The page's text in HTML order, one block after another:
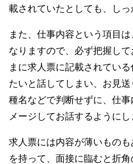
載されていたとしても、しっ
また、仕事内容という項目
なりますので、必ず把握し
まに求人票に記載されてい
たいと話してしまい、お見
種名などで判断せずに、仕
メージしてお話するようにし
求人票には内容が薄いもの
を持って、面接に臨むと折